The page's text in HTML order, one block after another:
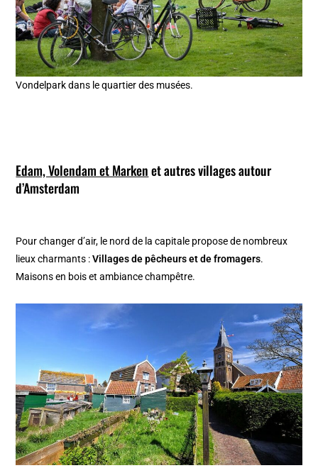
Vondelpark dans le quartier des musées.
Edam, Volendam et Markenet autres villages autour
d’Amsterdam
Pour changer d’air, le nord de la capitale propose de nombreux
lieux charmants :Villages de pêcheurs et de fromagers.
Maisons en bois et ambiance champêtre.